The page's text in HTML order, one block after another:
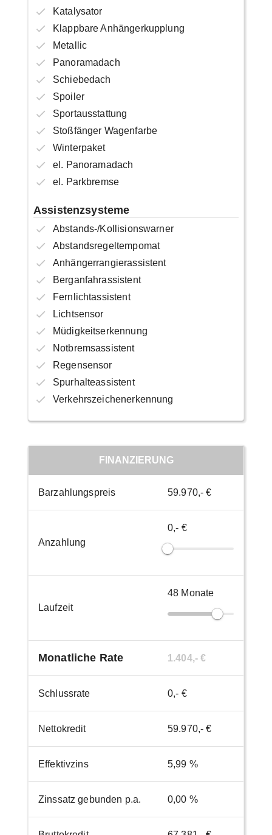
Katalysator
Klappbare Anhängerkupplung
Metallic
Panoramadach
Schiebedach
Spoiler
Sportausstattung
Stoßfänger Wagenfarbe
Winterpaket
el. Panoramadach
el. Parkbremse
Assistenzsysteme
Abstands-/Kollisionswarner
Abstandsregeltempomat
Anhängerrangierassistent
Berganfahrassistent
Fernlichtassistent
Lichtsensor
Müdigkeitserkennung
Notbremsassistent
Regensensor
Spurhalteassistent
Verkehrszeichenerkennung
FINANZIERUNG
Barzahlungspreis 59.970,- €
Anzahlung
0,- €
Laufzeit
48 Monate
Monatliche Rate 1.404,- €
Schlussrate 0,- €
Nettokredit 59.970,- €
Effektivzins 5,99 %
Zinssatz gebunden p.a. 0,00 %